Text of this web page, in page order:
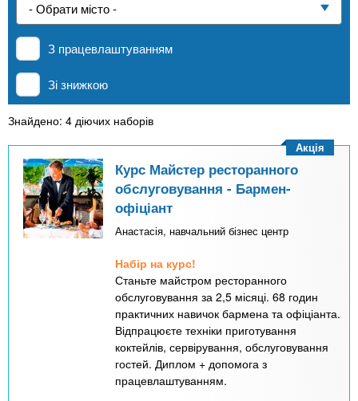
n
t
s
.
n
к
л
а
Приватні школи
Онлайн курси
За кордоном
З працевлаштуванням
Зі знижкою
Знайдено: 4 діючих наборів
Курс Майстер ресторанного
обслуговування - Бармен-
офіціант
Анастасія, навчальний бізнес центр
Набір на курс!
Станьте майстром ресторанного
обслуговування за 2,5 місяці. 68 годин
практичних навичок бармена та офіціанта.
Відпрацюєте техніки приготування
коктейлів, сервірування, обслуговування
гостей. Диплом + допомога з
працевлаштуванням.
Акція